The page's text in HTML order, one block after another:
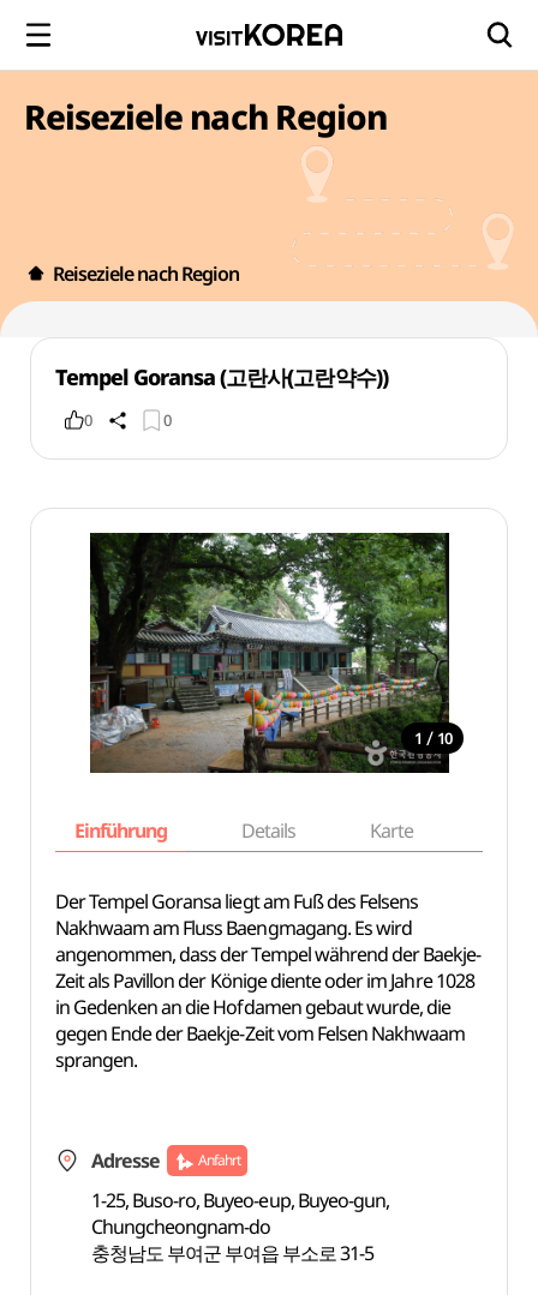
Reiseziele nach Region
Reiseziele nach Region
Tempel Goransa (고란사(고란약수))
0 0
1 / 10
Einführung Details Karte
Der Tempel Goransa liegt am Fuß des Felsens
Nakhwaam am Fluss Baengmagang. Es wird
angenommen, dass der Tempel während der Baekje-
Zeit als Pavillon der Könige diente oder im Jahre 1028
in Gedenken an die Hofdamen gebaut wurde, die
gegen Ende der Baekje-Zeit vom Felsen Nakhwaam
sprangen.
Adresse Anfahrt
1-25, Buso-ro, Buyeo-eup, Buyeo-gun,
Chungcheongnam-do
충청남도 부여군 부여읍 부소로 31-5